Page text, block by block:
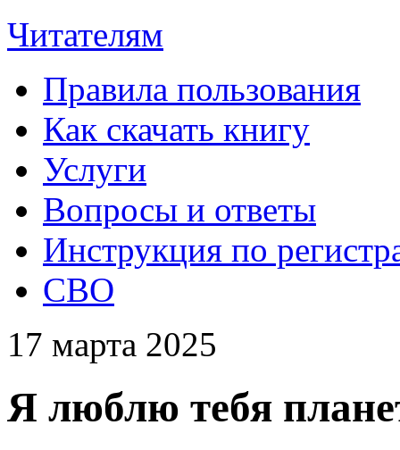
Читателям
Правила пользования
Как скачать книгу
Услуги
Вопросы и ответы
Инструкция по
СВО
17 марта 2025
Я люблю тебя